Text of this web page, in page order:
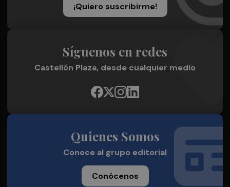
¡Quiero suscribirme!
Síguenos en redes
Castellón Plaza, desde cualquier medio
Quienes Somos
Conoce al grupo editorial
Conócenos